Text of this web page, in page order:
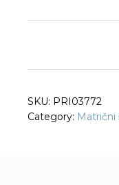
SKU: PRI03772
Category: Matrični